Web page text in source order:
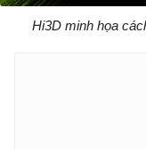
Hi3D minh họa